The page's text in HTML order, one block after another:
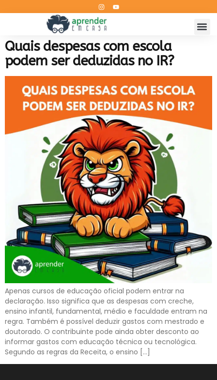
Quais despesas com escola
podem ser deduzidas no IR?
Apenas cursos de educação oficial podem entrar na
declaração. Isso significa que as despesas com creche,
ensino infantil, fundamental, médio e faculdade entram na
regra. Também é possível deduzir gastos com mestrado e
doutorado. O contribuinte pode ainda obter desconto ao
informar gastos com educação técnica ou tecnológica.
Segundo as regras da Receita, o ensino […]